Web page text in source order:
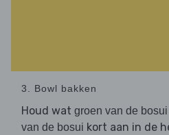
3. Bowl bakken
Houd wat groen van de bosui
van de bosui kort aan in de